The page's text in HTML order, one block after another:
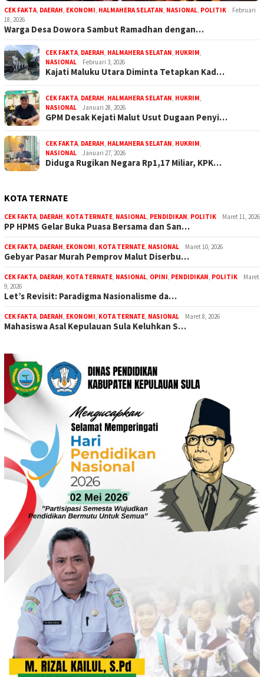
CEK FAKTA, DAERAH, EKONOMI, HALMAHERA SELATAN, NASIONAL, POLITIK
Februari
18, 2026
Warga Desa Dowora Sambut Ramadhan dengan…
CEK FAKTA, DAERAH, HALMAHERA SELATAN, HUKRIM,
NASIONAL
Februari 3, 2026
Kajati Maluku Utara Diminta Tetapkan Kad…
CEK FAKTA, DAERAH, HALMAHERA SELATAN, HUKRIM,
NASIONAL
Januari 28, 2026
GPM Desak Kejati Malut Usut Dugaan Penyi…
CEK FAKTA, DAERAH, HALMAHERA SELATAN, HUKRIM,
NASIONAL
Januari 27, 2026
Diduga Rugikan Negara Rp1,17 Miliar, KPK…
KOTA TERNATE
CEK FAKTA, DAERAH, KOTA TERNATE, NASIONAL, PENDIDIKAN, POLITIK Maret 11, 2026
PP HPMS Gelar Buka Puasa Bersama dan San…
CEK FAKTA, DAERAH, EKONOMI, KOTA TERNATE, NASIONAL Maret 10, 2026
Gebyar Pasar Murah Pemprov Malut Diserbu…
CEK FAKTA, DAERAH, KOTA TERNATE, NASIONAL, OPINI, PENDIDIKAN, POLITIK
Maret
9, 2026
Let’s Revisit: Paradigma Nasionalisme da…
CEK FAKTA, DAERAH, EKONOMI, KOTA TERNATE, NASIONAL Maret 8, 2026
Mahasiswa Asal Kepulauan Sula Keluhkan S…